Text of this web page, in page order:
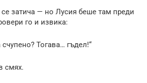
затича — но Лусия беше там преди
го и извика:
Тогава… гъдел!“
смях.